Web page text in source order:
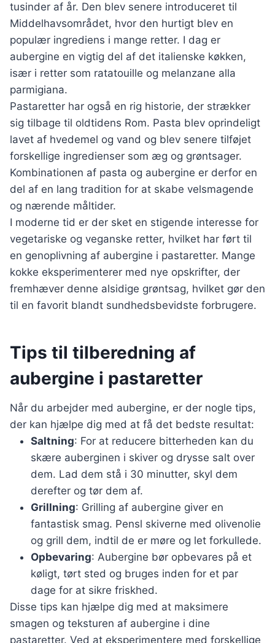
tusinder af år. Den blev senere introduceret til
Middelhavsområdet, hvor den hurtigt blev en
populær ingrediens i mange retter. I dag er
aubergine en vigtig del af det italienske køkken,
især i retter som ratatouille og melanzane alla
parmigiana.
Pastaretter har også en rig historie, der strækker
sig tilbage til oldtidens Rom. Pasta blev oprindeligt
lavet af hvedemel og vand og blev senere tilføjet
forskellige ingredienser som æg og grøntsager.
Kombinationen af pasta og aubergine er derfor en
del af en lang tradition for at skabe velsmagende
og nærende måltider.
I moderne tid er der sket en stigende interesse for
vegetariske og veganske retter, hvilket har ført til
en genoplivning af aubergine i pastaretter. Mange
kokke eksperimenterer med nye opskrifter, der
fremhæver denne alsidige grøntsag, hvilket gør den
til en favorit blandt sundhedsbevidste forbrugere.
Tips til tilberedning af
aubergine i pastaretter
Når du arbejder med aubergine, er der nogle tips,
der kan hjælpe dig med at få det bedste resultat:
Saltning: For at reducere bitterheden kan du
skære auberginen i skiver og drysse salt over
dem. Lad dem stå i 30 minutter, skyl dem
derefter og tør dem af.
Grillning: Grilling af aubergine giver en
fantastisk smag. Pensl skiverne med olivenolie
og grill dem, indtil de er møre og let forkullede.
Opbevaring: Aubergine bør opbevares på et
køligt, tørt sted og bruges inden for et par
dage for at sikre friskhed.
Disse tips kan hjælpe dig med at maksimere
smagen og teksturen af aubergine i dine
pastaretter. Ved at eksperimentere med forskellige